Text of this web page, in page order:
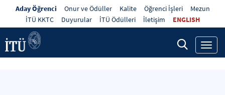
Aday Öğrenci Onur ve Ödüller Kalite Öğrenci İşleri
Mezun
İTÜ KKTC
Duyurular İTÜ Ödülleri İletişim ENGLISH